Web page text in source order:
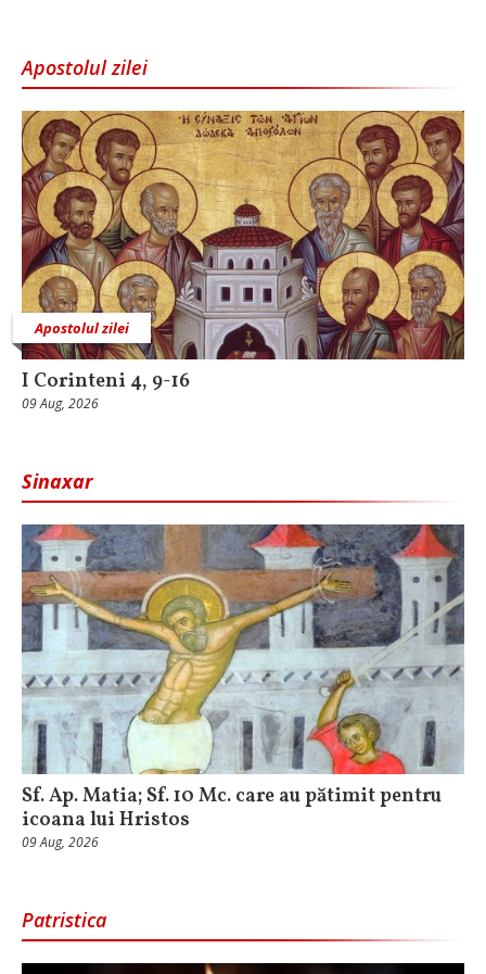
Apostolul zilei
Apostolul zilei
I Corinteni 4, 9-16
09 Aug, 2026
Sinaxar
Sf. Ap. Matia; Sf. 10 Mc. care au pătimit pentru
icoana lui Hristos
09 Aug, 2026
Patristica